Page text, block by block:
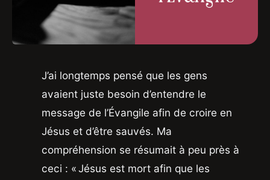
J’ai longtemps pensé que les gens
avaient juste besoin d’entendre le
message de l’Évangile afin de croire en
Jésus et d’être sauvés. Ma
compréhension se résumait à peu près à
ceci : « Jésus est mort afin que les